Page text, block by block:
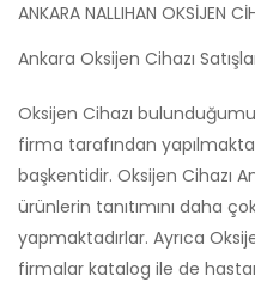
ANKARA NALLIHAN OKSİJEN
Ankara Oksijen Cihazı
Oksijen Cihazı
firma tarafından
başkentidir. Oksijen Cihazı
ürünlerin tanıtımını daha
yapmaktadırlar. Ayrıca
firmalar katalog ile de